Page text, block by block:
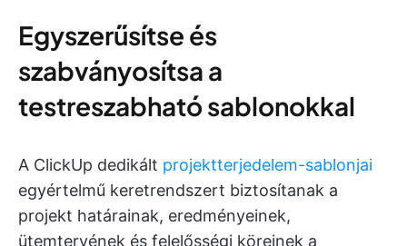
Egyszerűsítse és
szabványosítsa a
testreszabható sablonokkal
A ClickUp dedikált projektterjedelem-sablonjai
egyértelmű keretrendszert biztosítanak a
projekt határainak, eredményeinek,
ütemtervének és felelősségi köreinek a